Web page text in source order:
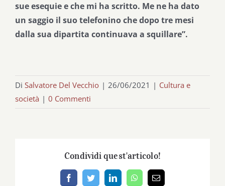
sue esequie e che mi ha scritto. Me ne ha dato
un saggio il suo telefonino che dopo tre mesi
dalla sua dipartita continuava a squillare”.
Di Salvatore Del Vecchio | 26/06/2021 | Cultura e
società | 0 Commenti
Condividi quest'articolo!
FacebookTwitterLinkedInWhatsApp
Email